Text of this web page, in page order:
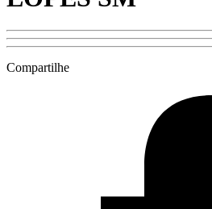
Compartilhe